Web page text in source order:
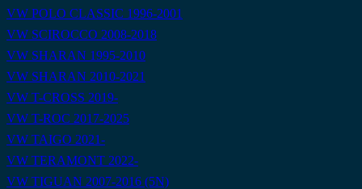
VW POLO CLASSIC 1996-2001
VW SCIROCCO 2008-2018
VW SHARAN 1995-2010
VW SHARAN 2010-2021
VW T-CROSS 2019-
VW T-ROC 2017-2025
VW TAIGO 2021-
VW TERAMONT 2022-
VW TIGUAN 2007-2016 (5N)